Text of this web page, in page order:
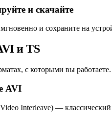
и скачайте
и сохраните на
и TS
с которыми вы работаете.
AVI
Interleave) —